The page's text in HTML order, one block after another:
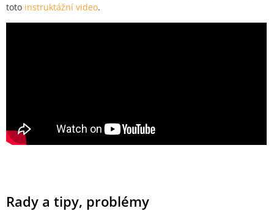
toto instruktážní video.
Rady a tipy, problémy